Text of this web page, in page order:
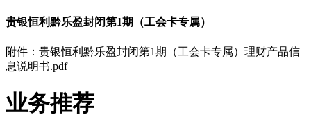
贵银恒利黔乐盈封闭第1期（工会卡专属）
附件：贵银恒利黔乐盈封闭第1期（工会卡专属）理财产品信
息说明书.pdf
业务推荐